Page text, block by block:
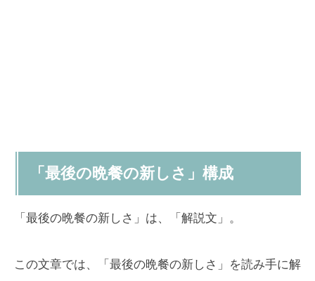
「最後の晩餐の新しさ」構成
「最後の晩餐の新しさ」は、「解説文」。
この文章では、「最後の晩餐の新しさ」を読み手に解